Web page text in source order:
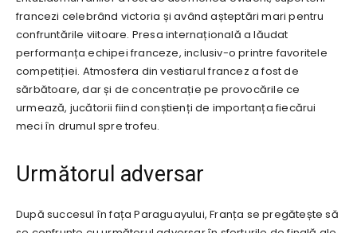
francezi celebrând victoria și având așteptări mari pentru
confruntările viitoare. Presa internațională a lăudat
performanța echipei franceze, inclusiv-o printre favoritele
competiției. Atmosfera din vestiarul francez a fost de
sărbătoare, dar și de concentrație pe provocările ce
urmează, jucătorii fiind conștienți de importanța fiecărui
meci în drumul spre trofeu.
Următorul adversar
După succesul în fața Paraguayului, Franța se pregătește să